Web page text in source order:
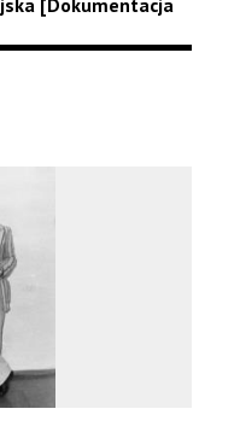
[Dokumentacja